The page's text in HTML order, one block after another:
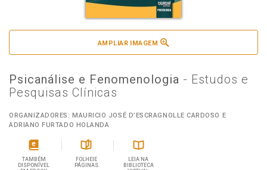
AMPLIAR IMAGEM
Psicanálise e Fenomenologia - Estudos e
Pesquisas Clínicas
ORGANIZADORES: MAURICIO JOSÉ D’ESCRAGNOLLE CARDOSO E
ADRIANO FURTADO HOLANDA
TAMBÉM
DISPONÍVEL
FOLHEIE
PÁGINAS
LEIA NA
BIBLIOTECA